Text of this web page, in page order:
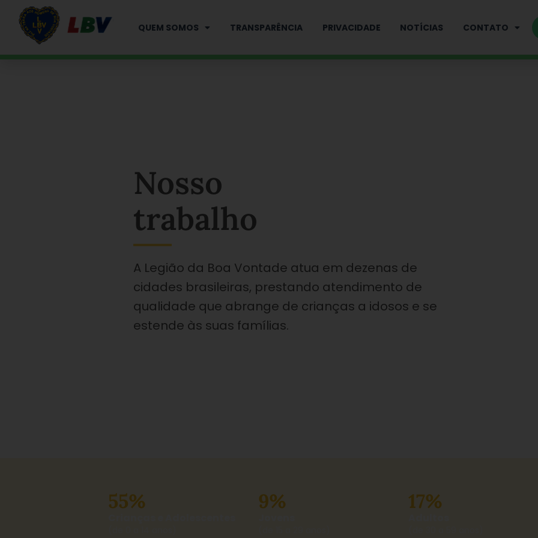
QUEM SOMOS TRANSPARÊNCIA PRIVACIDADE NOTÍCIAS CONTATO
Nosso
trabalho
A Legião da Boa Vontade atua em dezenas de
cidades brasileiras, prestando atendimento de
qualidade que abrange de crianças a idosos e se
estende às suas famílias.
55% 9% 17%